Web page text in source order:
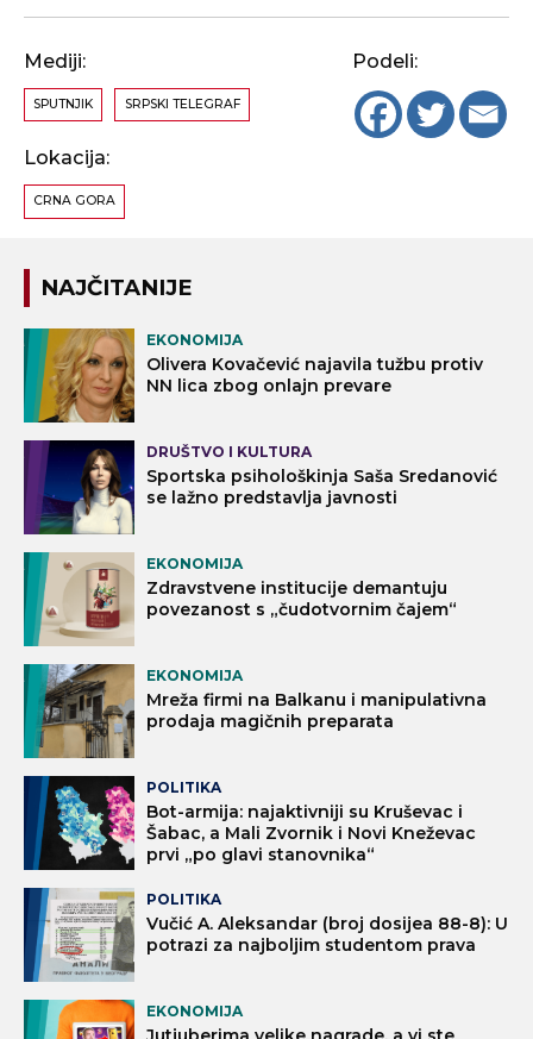
Mediji:
SPUTNJIK SRPSKI TELEGRAF
Lokacija:
CRNA GORA
Podeli:
NAJČITANIJE
EKONOMIJA
Olivera Kovačević najavila tužbu protiv
NN lica zbog onlajn prevare
DRUŠTVO I KULTURA
Sportska psihološkinja Saša Sredanović
se lažno predstavlja javnosti
EKONOMIJA
Zdravstvene institucije demantuju
povezanost s „čudotvornim čajem“
EKONOMIJA
Mreža firmi na Balkanu i manipulativna
prodaja magičnih preparata
POLITIKA
Bot-armija: najaktivniji su Kruševac i
Šabac, a Mali Zvornik i Novi Kneževac
prvi „po glavi stanovnika“
POLITIKA
Vučić A. Aleksandar (broj dosijea 88-8): U
potrazi za najboljim studentom prava
EKONOMIJA